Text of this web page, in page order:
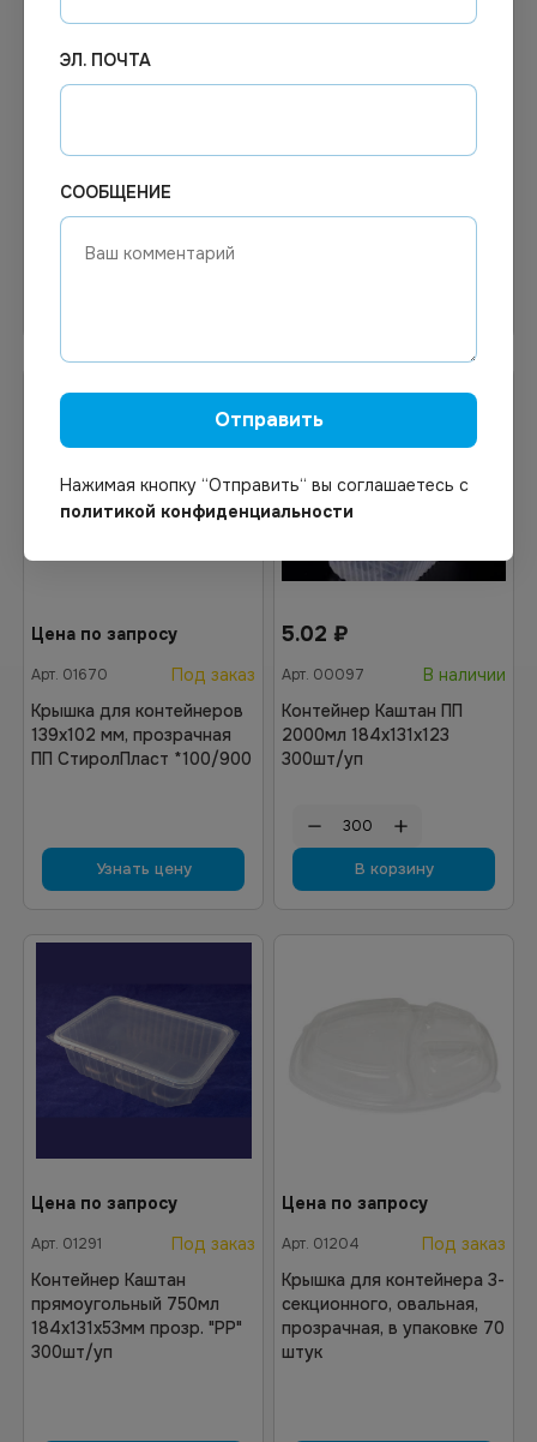
Цена по запросу
Цена по запросу
Арт. 01670
Под заказ
Крышка для контейнеров
139х102 мм, прозрачная
ПП СтиролПласт *100/900
Узнать цену
5.02 ₽
Арт. 00097
В наличии
Контейнер Каштан ПП
2000мл 184х131х123
300шт/уп
В корзину
Цена по запросу
Арт. 01291
Под заказ
Контейнер Каштан
прямоугольный 750мл
184х131х53мм прозр. "РР"
300шт/уп
Цена по запросу
Арт. 01204
Под заказ
Крышка для контейнера 3-
секционного, овальная,
прозрачная, в упаковке 70
штук
ЭЛ. ПОЧТА
СООБЩЕНИЕ
Отправить
Нажимая кнопку “Отправить“ вы соглашаетесь с
политикой конфиденциальности